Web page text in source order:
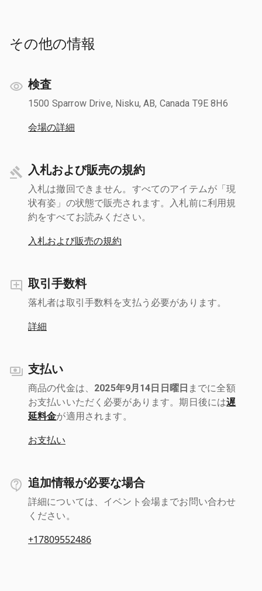
その他の情報
検査
1500 Sparrow Drive, Nisku, AB, Canada T9E 8H6
会場の詳細
入札および販売の規約
入札は撤回できません。すべてのアイテムが「現
状有姿」の状態で販売されます。入札前に利用規
約をすべてお読みください。
入札および販売の規約
取引手数料
落札者は取引手数料を支払う必要があります。
詳細
支払い
商品の代金は、 2025年9月14日日曜日 までに全額
お支払いいただく必要があります。期日後には遅
延料金が適用されます。
お支払い
追加情報が必要な場合
詳細については、イベント会場までお問い合わせ
ください。
+17809552486